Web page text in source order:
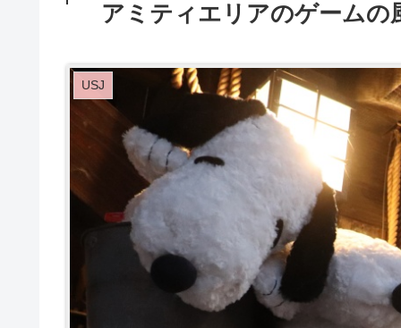
アミティエリアのゲーム
USJ